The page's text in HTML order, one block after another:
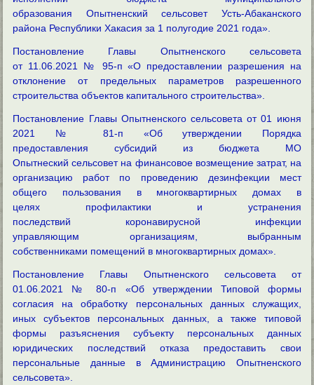
образования Опытненский сельсовет Усть-Абаканского
района Республики Хакасия за 1 полугодие 2021 года».
Постановление Главы Опытненского сельсовета
от 11.06.2021 № 95-п «О предоставлении разрешения на
отклонение от предельных параметров разрешенного
строительства объектов капитального строительства».
Постановление Главы Опытненского сельсовета от 01 июня
2021 № 81-п «Об утверждении Порядка
предоставления субсидий из бюджета МО
Опытнеский сельсовет на финансовое возмещение затрат, на
организацию работ по проведению дезинфекции мест
общего пользования в многоквартирных домах в
целях профилактики и устранения
последствий коронавирусной инфекции
управляющим организациям, выбранным
собственниками помещений в многоквартирных домах».
Постановление Главы Опытненского сельсовета от
01.06.2021 № 80-п «Об утверждении Типовой формы
согласия на обработку персональных данных служащих,
иных субъектов персональных данных, а также типовой
формы разъяснения субъекту персональных данных
юридических последствий отказа предоставить свои
персональные данные в Администрацию Опытненского
сельсовета».